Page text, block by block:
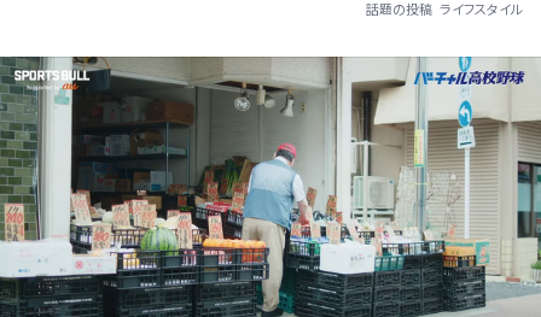
話題の投稿 ライフスタイル